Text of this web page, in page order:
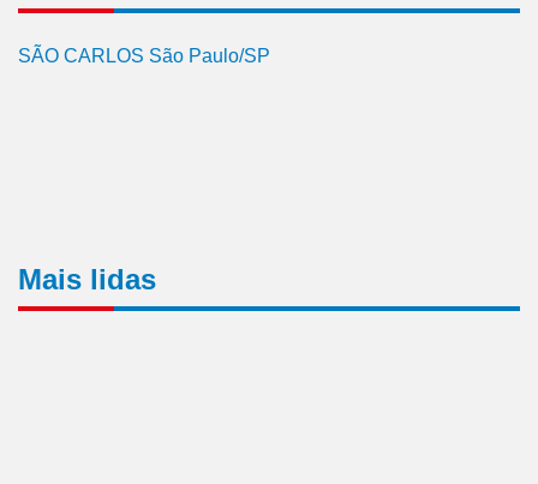
SÃO CARLOS São Paulo/SP
Mais lidas